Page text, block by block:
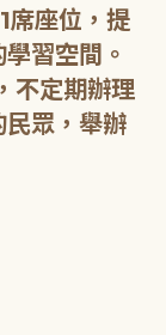
席座位，提
習空間。
不定期辦理
民眾，舉辦